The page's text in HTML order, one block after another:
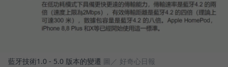
藍牙技術1.0 - 5.0 版本的變遷 圖／ 好奇心日報